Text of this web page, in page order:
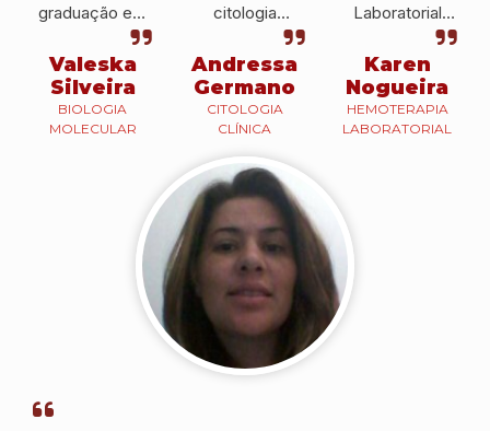
graduação em
Hematologia e
Hemoterapia e
Biologia
Molecular que
me ajudaram a
prestar um bom
Valeska
Silveira
BIOLOGIA
MOLECULAR
citologia
cérvico-vaginal
pelo IPESSP e
atualmente é
Histotécnica no
Hospital
Brigadeiro.
Andressa
Germano
CITOLOGIA
CLÍNICA
Laboratorial
pelo IPESSP e
atualmente, sou
docente do
IPESSP e
também em
Karen
Nogueira
HEMOTERAPIA
LABORATORIAL